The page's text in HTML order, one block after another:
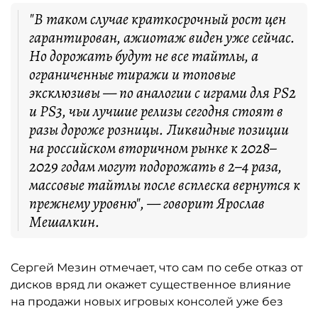
"В таком случае краткосрочный рост цен
гарантирован, ажиотаж виден уже сейчас.
Но дорожать будут не все тайтлы, а
ограниченные тиражи и топовые
эксклюзивы — по аналогии с играми для PS2
и PS3, чьи лучшие релизы сегодня стоят в
разы дороже розницы. Ликвидные позиции
на российском вторичном рынке к 2028–
2029 годам могут подорожать в 2–4 раза,
массовые тайтлы после всплеска вернутся к
прежнему уровню", — говорит Ярослав
Мешалкин.
Сергей Мезин отмечает, что сам по себе отказ от
дисков вряд ли окажет существенное влияние
на продажи новых игровых консолей уже без